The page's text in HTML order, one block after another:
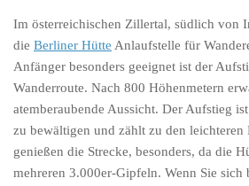
Im österreichischen Zillertal, südlich von
die Berliner Hütte Anlaufstelle für
Anfänger besonders geeignet ist der
Wanderroute. Nach 800 Höhenmetern
atemberaubende Aussicht. Der Aufstieg
zu bewältigen und zählt zu den leichteren
genießen die Strecke, besonders, da die
mehreren 3.000er-Gipfeln. Wenn Sie sich